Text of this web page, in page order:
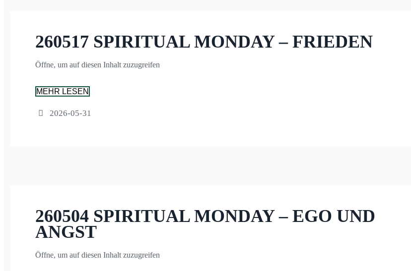
260517 SPIRITUAL MONDAY – FRIEDEN
Öffne, um auf diesen Inhalt zuzugreifen
MEHR LESEN
2026-05-31
260504 SPIRITUAL MONDAY – EGO UND
ANGST
Öffne, um auf diesen Inhalt zuzugreifen